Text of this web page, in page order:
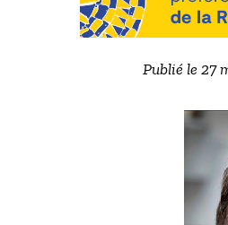
Publié le 27